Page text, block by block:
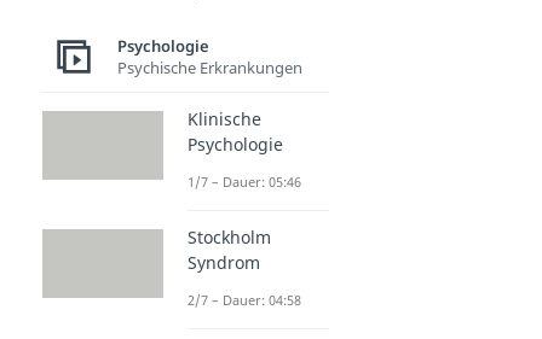
Psychologie
Psychische Erkrankungen
Klinische
Psychologie
1/7 – Dauer: 05:46
Stockholm
Syndrom
2/7 – Dauer: 04:58